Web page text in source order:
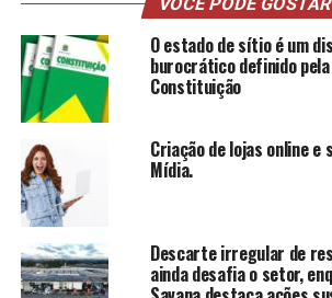
firme depois de uma certa idade, é
dieta alimentos que estimulam o
nutricionista Juliana Vieira listou quais
-Alimentos ricos em vitamina C:
goiaba, mamão, caju, kiwi, tangerina,
(morango, cereja e outras), pimentão
tomate fresco;
-Alimentos ricos em selênio: peixes,
preto, farinha de trigo integral,
O estado de sítio é um
burocrático definido
Constituição
Criação de lojas online e
Mídia.
Descarte irregular de
ainda desafia o setor,